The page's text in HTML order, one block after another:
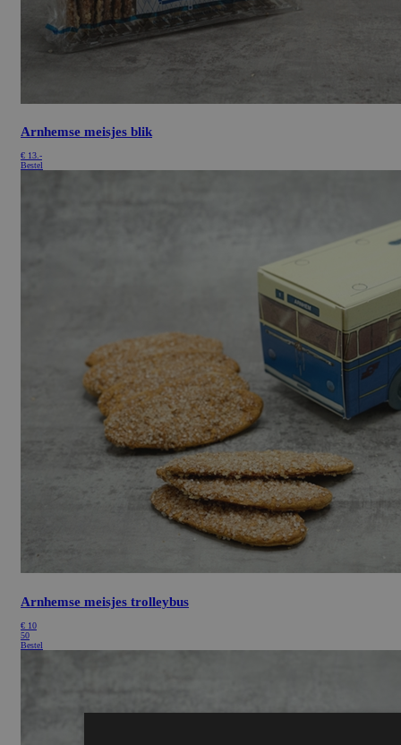
Arnhemse meisjes blik
€ 13.-
Bestel
Arnhemse meisjes trolleybus
€ 10
50
Bestel